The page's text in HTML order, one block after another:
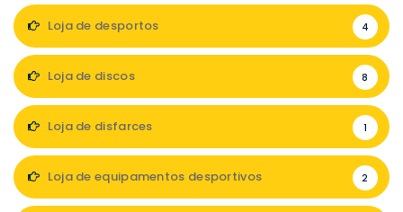
Loja de desportos 4
Loja de discos 8
Loja de disfarces 1
Loja de equipamentos desportivos 2